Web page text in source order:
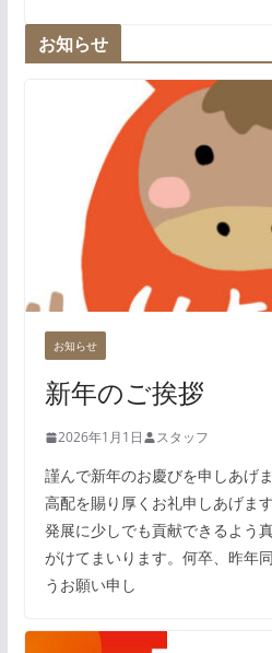
お知らせ
お知らせ
新年のご挨拶
2026年1月1日 スタッフ
謹んで新年のお慶びを申しあげ
高配を賜り厚くお礼申しあげま
発展に少しでも貢献できるよう
がけてまいります。何卒、昨年
うお願い申し